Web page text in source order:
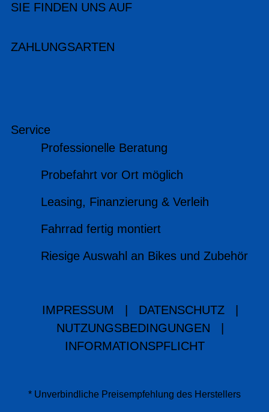
SIE FINDEN UNS AUF
ZAHLUNGSARTEN
Service
Professionelle Beratung
Probefahrt vor Ort möglich
Leasing, Finanzierung & Verleih
Fahrrad fertig montiert
Riesige Auswahl an Bikes und Zubehör
IMPRESSUM DATENSCHUTZ
NUTZUNGSBEDINGUNGEN
INFORMATIONSPFLICHT
* Unverbindliche Preisempfehlung des Herstellers